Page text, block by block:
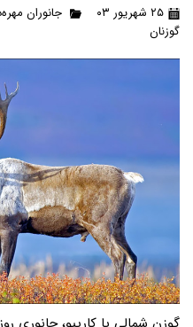
۲۵ شهریور ۰۳ جانوران
گوزنان